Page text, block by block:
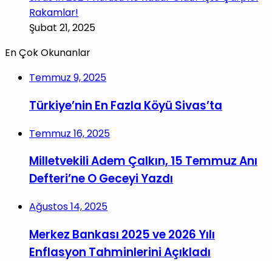
Rakamlar!
Şubat 21, 2025
En Çok Okunanlar
Temmuz 9, 2025
Türkiye’nin En Fazla Köyü Sivas’ta
Temmuz 16, 2025
Milletvekili Adem Çalkın, 15 Temmuz Anı
Defteri’ne O Geceyi Yazdı
Ağustos 14, 2025
Merkez Bankası 2025 ve 2026 Yılı
Enflasyon Tahminlerini Açıkladı